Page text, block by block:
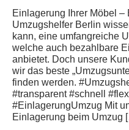
Einlagerung Ihrer Möbel
Umzugshelfer Berlin
kann, eine umfangreiche
welche auch bezahlbare
anbietet. Doch unsere
wir das beste
finden werden.
#transparent #schnell
#EinlagerungUmzug Mit
Einlagerung beim Umzug